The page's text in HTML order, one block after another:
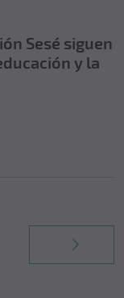
Sesé siguen
y la